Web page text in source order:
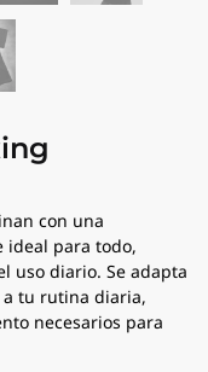
con una
para todo,
uso diario. Se adapta
tu rutina diaria,
necesarios para